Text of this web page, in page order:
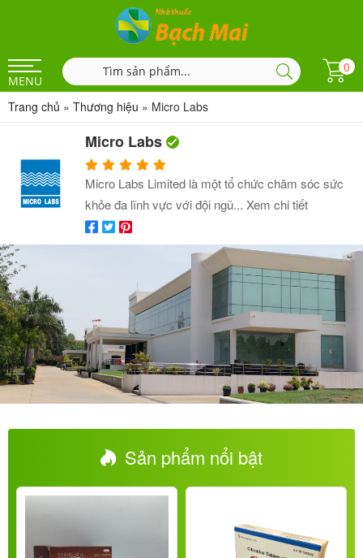
MENU
0
Trang chủ » Thương hiệu » Micro Labs
Micro Labs
Micro Labs Limited là một tổ chức chăm sóc sức
khỏe đa lĩnh vực với đội ngũ... Xem chi tiết
Sản phẩm nổi bật